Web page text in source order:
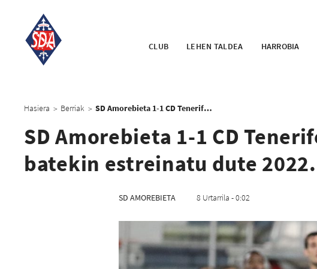
CLUB LEHEN TALDEA HARROBIA
Hasiera > Berriak > SD Amorebieta 1-1 CD Tenerife: Urdinek berdinketa batekin estreinatu dute 2022. urtea
SD Amorebieta 1-1 CD
batekin estreinatu dute
SD AMOREBIETA 8 Urtarrila - 0:02